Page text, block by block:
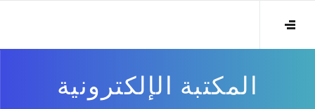
المكتبة الإلكترونية